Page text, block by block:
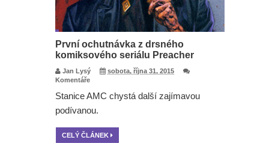
První ochutnávka z drsného
komiksového seriálu Preacher
Jan Lysý
sobota, října 31, 2015
Komentáře
Stanice AMC chystá další zajímavou
podívanou.
CELÝ ČLÁNEK